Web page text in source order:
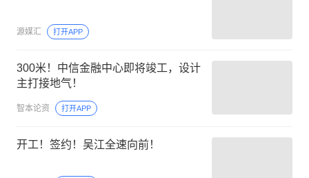
源媒汇 打开APP
300米！中信金融中心即将竣工，设计
主打接地气！
智本论资 打开APP
开工！签约！吴江全速向前！